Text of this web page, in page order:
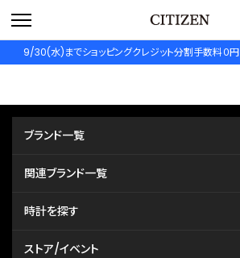
9/30(水)までショッピングクレジット分割手数料０円
ブランド一覧
関連ブランド一覧
時計を探す
ストア/イベント